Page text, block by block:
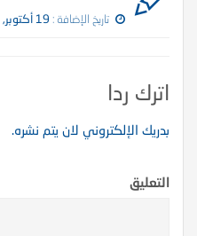
تاريخ الإضافة : 19 أكتوبر, 2025
اترك ردا
بدريك الإلكتروني لان يتم نشره.
التعليق